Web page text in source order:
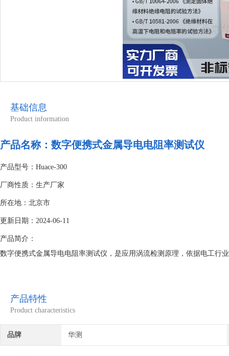
基础信息
Product information
产品名称： 数字便携式金属导电电阻率测试仪
产品型号：Huace-300
厂商性质：生产厂家
所在地：北京市
更新日期：2024-06-11
产品简介：
数字便携式金属导电电阻率测试仪，是应用涡流检测原理，依据电工行
产品特性
Product characteristics
品牌 华测